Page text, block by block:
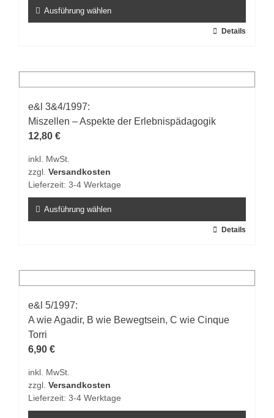
gewählt
werden
Ausführung wählen
Varianten
auf.
Die
Optionen
auf
der
gewählt
werden
Details
e&l 3&4/1997:
Miszellen – Aspekte der Erlebnispädagogik
12,80 €
inkl. MwSt.
zzgl. Versandkosten
Lieferzeit: 3-4 Werktage
Ausführung wählen
Varianten
auf.
Die
Optionen
können
der
Produktseite
Details
e&l 5/1997:
A wie Agadir, B wie Bewegtsein, C wie Cinque
Torri
6,90 €
inkl. MwSt.
zzgl. Versandkosten
Lieferzeit: 3-4 Werktage